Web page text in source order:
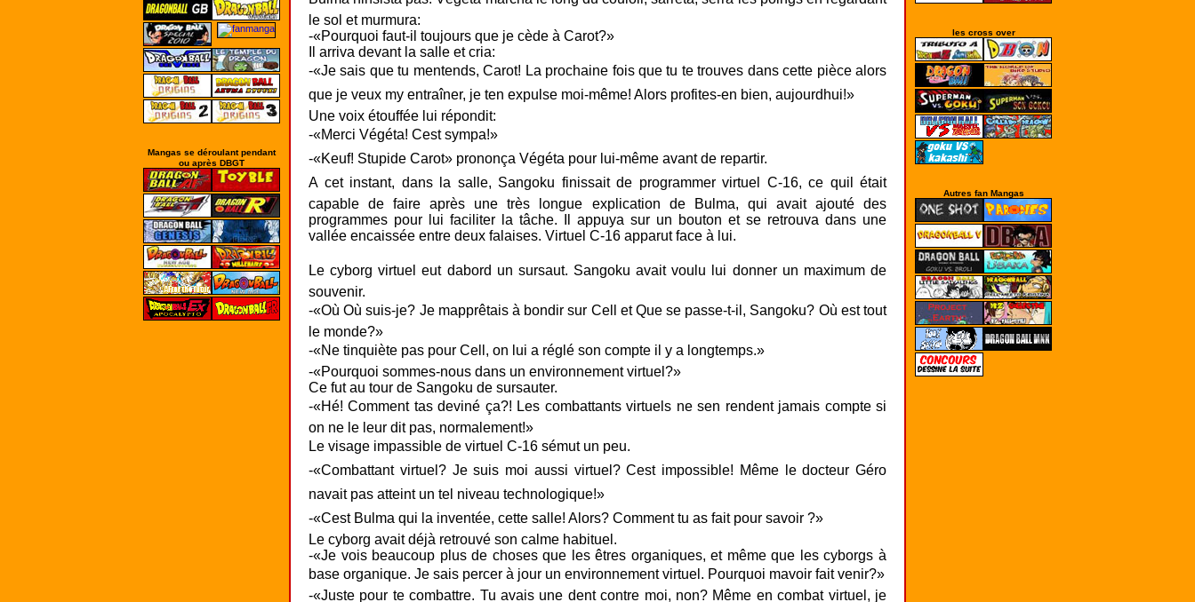
les cross over
Autres fan Mangas
Mangas se déroulant pendant
ou après DBGT